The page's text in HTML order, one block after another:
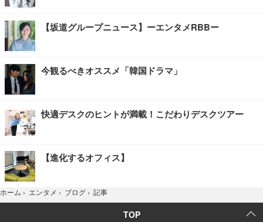
【坂道グループニュース】ーエンタメRBBー
今観るべきオススメ「韓国ドラマ」
快適デスクのヒントが満載！こだわりデスクツアー
【進化するオフィス】
ホーム › エンタメ › ブログ › 記事
TOP